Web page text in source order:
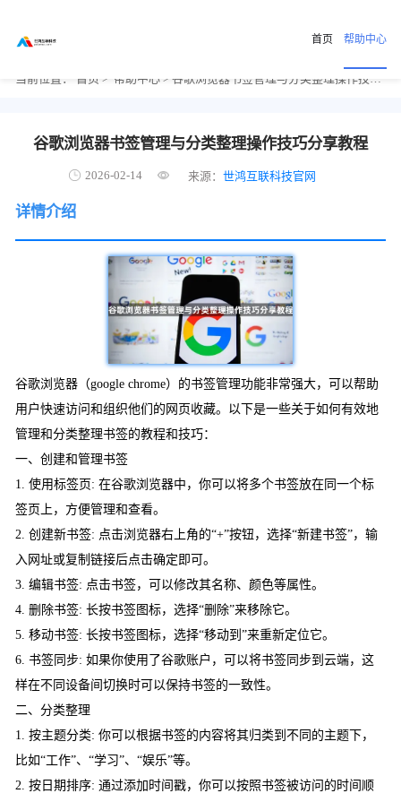
首页 帮助中心
当前位置： 首页 > 帮助中心 > 谷歌浏览器书签管理与分类整理操作技巧分享教程
谷歌浏览器书签管理与分类整理操作技巧分享教程
2026-02-14 来源：世鸿互联科技官网
详情介绍
谷歌浏览器（google chrome）的书签管理功能非常强大，可以帮助
用户快速访问和组织他们的网页收藏。以下是一些关于如何有效地
管理和分类整理书签的教程和技巧：
一、创建和管理书签
1. 使用标签页: 在谷歌浏览器中，你可以将多个书签放在同一个标
签页上，方便管理和查看。
2. 创建新书签: 点击浏览器右上角的“+”按钮，选择“新建书签”，输
入网址或复制链接后点击确定即可。
3. 编辑书签: 点击书签，可以修改其名称、颜色等属性。
4. 删除书签: 长按书签图标，选择“删除”来移除它。
5. 移动书签: 长按书签图标，选择“移动到”来重新定位它。
6. 书签同步: 如果你使用了谷歌账户，可以将书签同步到云端，这
样在不同设备间切换时可以保持书签的一致性。
二、分类整理
1. 按主题分类: 你可以根据书签的内容将其归类到不同的主题下，
比如“工作”、“学习”、“娱乐”等。
2. 按日期排序: 通过添加时间戳，你可以按照书签被访问的时间顺